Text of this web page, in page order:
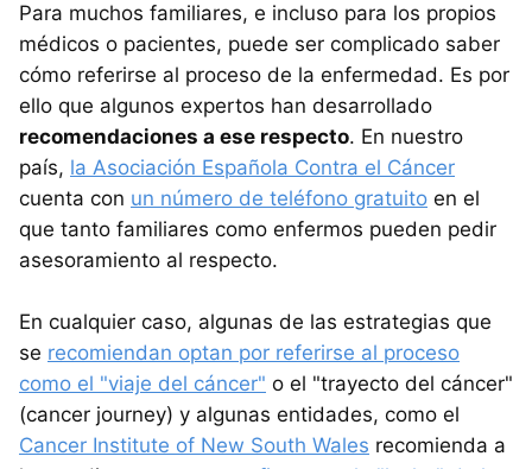
Para muchos familiares, e incluso para los propios
médicos o pacientes, puede ser complicado saber
cómo referirse al proceso de la enfermedad. Es por
ello que algunos expertos han desarrollado
recomendaciones a ese respecto. En nuestro
país, la Asociación Española Contra el Cáncer
cuenta con un número de teléfono gratuito en el
que tanto familiares como enfermos pueden pedir
asesoramiento al respecto.
En cualquier caso, algunas de las estrategias que
se recomiendan optan por referirse al proceso
como el "viaje del cáncer" o el "trayecto del cáncer"
(cancer journey) y algunas entidades, como el
Cancer Institute of New South Wales recomienda a